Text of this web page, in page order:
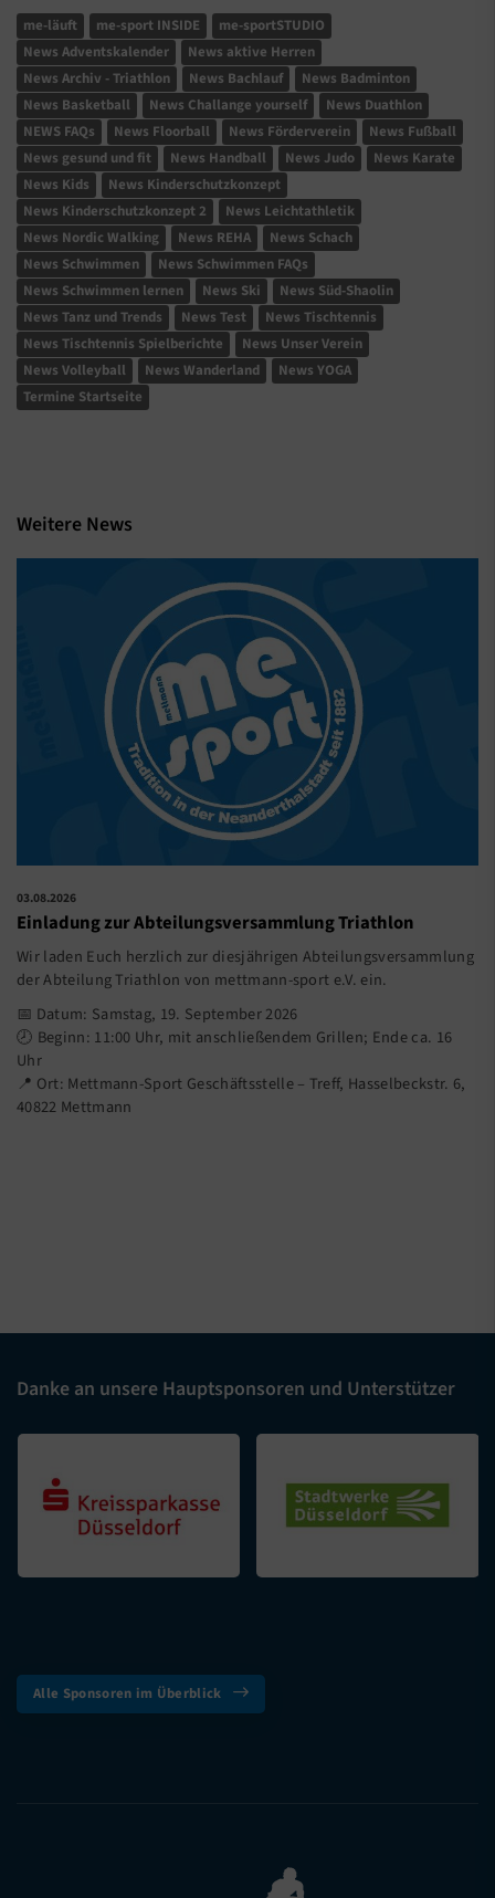
me-läuft me-sport INSIDE
me-sportSTUDIO
News Adventskalender
News aktive Herren
News Archiv - Triathlon
News Bachlauf
News Badminton
News Basketball
News Challange yourself
News Duathlon
NEWS FAQs
News Floorball News Förderverein
News Fußball
News gesund und fit
News Handball News Judo
News Karate
News Kids
News Kinderschutzkonzept
News Kinderschutzkonzept 2
News Leichtathletik
News Nordic Walking
News REHA
News Schach
News Schwimmen
News Schwimmen FAQs
News Schwimmen lernen
News Ski
News Süd-Shaolin
News Tanz und Trends
News Test
News Tischtennis
News Tischtennis Spielberichte
News Unser Verein
News Volleyball
News Wanderland
News YOGA
Termine Startseite
Weitere News
03.08.2026
Einladung zur Abteilungsversammlung Triathlon
Wir laden Euch herzlich zur diesjährigen Abteilungsversammlung
der Abteilung Triathlon von mettmann-sport e.V. ein.
📅 Datum: Samstag, 19. September 2026
🕗 Beginn: 11:00 Uhr, mit anschließendem Grillen; Ende ca. 16
Uhr
📍 Ort: Mettmann-Sport Geschäftsstelle – Treff, Hasselbeckstr. 6,
40822 Mettmann
Danke an unsere Hauptsponsoren und Unterstützer
Alle Sponsoren im Überblick